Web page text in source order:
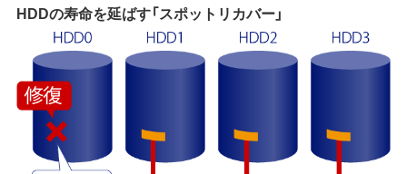
HDDの寿命を延ばす「スポットリカバー」